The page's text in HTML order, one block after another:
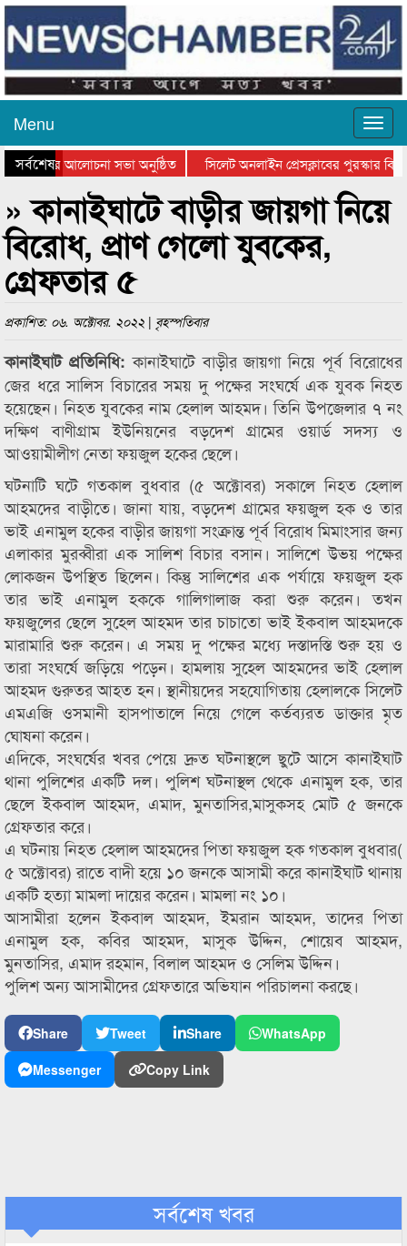
Menu
সর্বশেষ
দিবসের আলোচনা সভা অনুষ্ঠিত
সিলেট অনলাইন প্রেসক্লাবের পুরস্কার
সভা ও সম্মাননা প্রদান
কানাইঘাটের কিশোর আহাদের খুনি
» কানাইঘাটে বাড়ীর জায়গা নিয়ে
বিরোধ, প্রাণ গেলো যুবকের,
গ্রেফতার ৫
প্রকাশিত: ০৬. অক্টোবর. ২০২২ | বৃহস্পতিবার
কানাইঘাট প্রতিনিধি: কানাইঘাটে বাড়ীর জায়গা নিয়ে পূর্ব বিরোধের
জের ধরে সালিস বিচারের সময় দু পক্ষের সংঘর্ষে এক যুবক নিহত
হয়েছেন। নিহত যুবকের নাম হেলাল আহমদ। তিনি উপজেলার ৭ নং
দক্ষিণ বাণীগ্রাম ইউনিয়নের বড়দেশ গ্রামের ওয়ার্ড সদস্য ও
আওয়ামীলীগ নেতা ফয়জুল হকের ছেলে।
ঘটনাটি ঘটে গতকাল বুধবার (৫ অক্টোবর) সকালে নিহত হেলাল
আহমদের বাড়ীতে। জানা যায়, বড়দেশ গ্রামের ফয়জুল হক ও তার
ভাই এনামুল হকের বাড়ীর জায়গা সংক্রান্ত পূর্ব বিরোধ মিমাংসার জন্য
এলাকার মুরব্বীরা এক সালিশ বিচার বসান। সালিশে উভয় পক্ষের
লোকজন উপস্থিত ছিলেন। কিন্তু সালিশের এক পর্যায়ে ফয়জুল হক
তার ভাই এনামুল হককে গালিগালাজ করা শুরু করেন। তখন
ফয়জুলের ছেলে সুহেল আহমদ তার চাচাতো ভাই ইকবাল আহমদকে
মারামারি শুরু করেন। এ সময় দু পক্ষের মধ্যে দস্তাদস্তি শুরু হয় ও
তারা সংঘর্ষে জড়িয়ে পড়েন। হামলায় সুহেল আহমদের ভাই হেলাল
আহমদ গুরুতর আহত হন। স্থানীয়দের সহযোগিতায় হেলালকে সিলেট
এমএজি ওসমানী হাসপাতালে নিয়ে গেলে কর্তব্যরত ডাক্তার মৃত
ঘোষনা করেন।
এদিকে, সংঘর্ষের খবর পেয়ে দ্রুত ঘটনাস্থলে ছুটে আসে কানাইঘাট
থানা পুলিশের একটি দল। পুলিশ ঘটনাস্থল থেকে এনামুল হক, তার
ছেলে ইকবাল আহমদ, এমাদ, মুনতাসির,মাসুকসহ মোট ৫ জনকে
গ্রেফতার করে।
এ ঘটনায় নিহত হেলাল আহমদের পিতা ফয়জুল হক গতকাল বুধবার(
৫ অক্টোবর) রাতে বাদী হয়ে ১০ জনকে আসামী করে কানাইঘাট থানায়
একটি হত্যা মামলা দায়ের করেন। মামলা নং ১০।
আসামীরা হলেন ইকবাল আহমদ, ইমরান আহমদ, তাদের পিতা
এনামুল হক, কবির আহমদ, মাসুক উদ্দিন, শোয়েব আহমদ,
মুনতাসির, এমাদ রহমান, বিলাল আহমদ ও সেলিম উদ্দিন।
পুলিশ অন্য আসামীদের গ্রেফতারে অভিযান পরিচালনা করছে।
Share Tweet Share
WhatsApp
Messenger
Copy Link
সর্বশেষ খবর